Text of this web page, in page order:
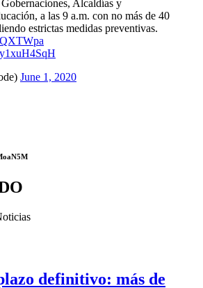
Gobernaciones, Alcaldías y
a las 9 a.m. con no más de 40
estrictas medidas preventivas.
June 1, 2020
definitivo: más de